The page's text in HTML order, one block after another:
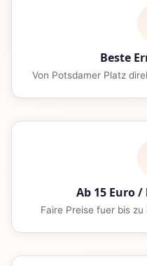
Beste
Von Potsdamer Platz
Ab 15 Euro
Faire Preise fuer bis